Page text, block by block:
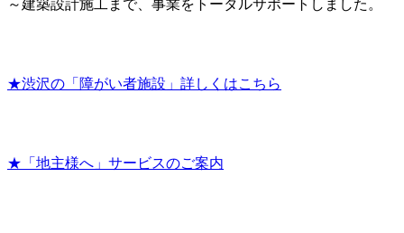
～建築設計施工まで、事業をトータルサポートしました。
★渋沢の「障がい者施設」詳しくはこちら
★「地主様へ」サービスのご案内